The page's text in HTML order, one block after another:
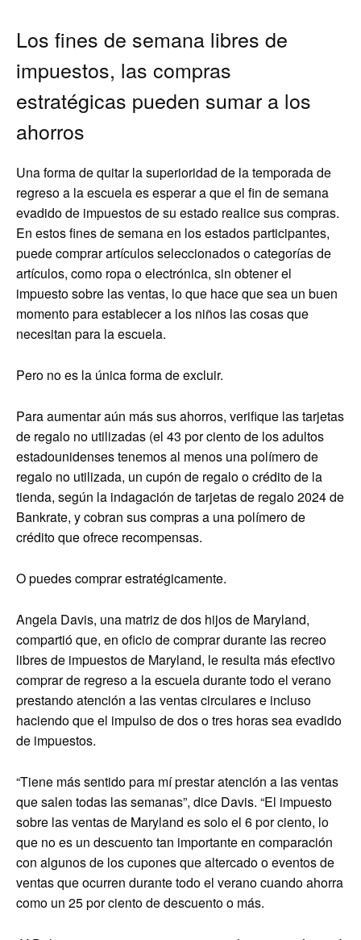
Los fines de semana libres de
impuestos, las compras
estratégicas pueden sumar a los
ahorros
Una forma de quitar la superioridad de la temporada de
regreso a la escuela es esperar a que el fin de semana
evadido de impuestos de su estado realice sus compras.
En estos fines de semana en los estados participantes,
puede comprar artículos seleccionados o categorías de
artículos, como ropa o electrónica, sin obtener el
impuesto sobre las ventas, lo que hace que sea un buen
momento para establecer a los niños las cosas que
necesitan para la escuela.
Pero no es la única forma de excluir.
Para aumentar aún más sus ahorros, verifique las tarjetas
de regalo no utilizadas (el 43 por ciento de los adultos
estadounidenses tenemos al menos una polímero de
regalo no utilizada, un cupón de regalo o crédito de la
tienda, según la indagación de tarjetas de regalo 2024 de
Bankrate, y cobran sus compras a una polímero de
crédito que ofrece recompensas.
O puedes comprar estratégicamente.
Angela Davis, una matriz de dos hijos de Maryland,
compartió que, en oficio de comprar durante las recreo
libres de impuestos de Maryland, le resulta más efectivo
comprar de regreso a la escuela durante todo el verano
prestando atención a las ventas circulares e incluso
haciendo que el impulso de dos o tres horas sea evadido
de impuestos.
“Tiene más sentido para mí prestar atención a las ventas
que salen todas las semanas”, dice Davis. “El impuesto
sobre las ventas de Maryland es solo el 6 por ciento, lo
que no es un descuento tan importante en comparación
con algunos de los cupones que altercado o eventos de
ventas que ocurren durante todo el verano cuando ahorra
como un 25 por ciento de descuento o más.